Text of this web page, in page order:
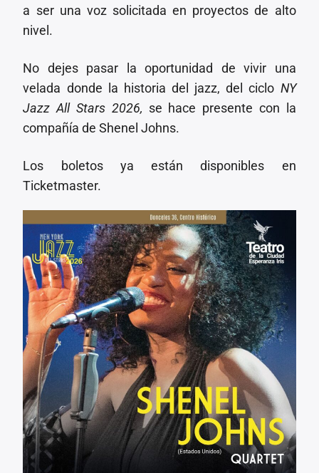
a ser una voz solicitada en proyectos de alto
nivel.
No dejes pasar la oportunidad de vivir una
velada donde la historia del jazz, del ciclo NY
Jazz All Stars 2026, se hace presente con la
compañía de Shenel Johns.
Los boletos ya están disponibles en
Ticketmaster.